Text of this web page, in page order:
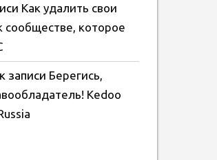
Как удалить свои
сообществе, которое
к записи Берегись,
Kedoo